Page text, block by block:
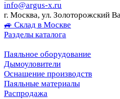
info@argus-x.ru
г. Москва, ул. Золоторожский
🚙 Склад в Москве
Разделы каталога
Паяльное оборудование
Дымоуловители
Оснащение производств
Паяльные материалы
Распродажа